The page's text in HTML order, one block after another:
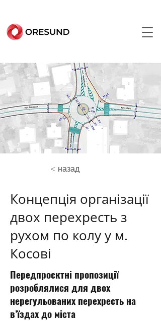
< назад
Концепція організації
двох перехресть з
рухом по колу у м.
Косові
Передпроєктні пропозиції
розроблялися для двох
нерегульованих перехресть на
в’їздах до міста